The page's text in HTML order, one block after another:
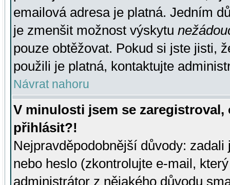
emailová adresa je platná. Jedním
je zmenšit možnost výskytu
pouze obtěžovat. Pokud si jste jisti,
použili je platná, kontaktujte
Návrat nahoru
V minulosti jsem se
přihlásit?!
Nejpravděpodobnější důvody:
nebo heslo (zkontrolujte e-mail,
administrátor z nějakého důvodu